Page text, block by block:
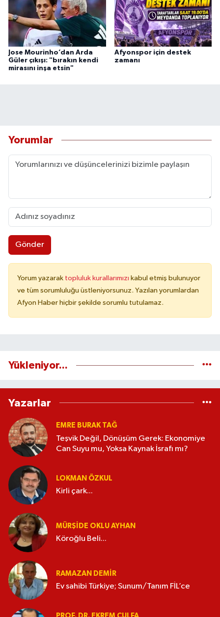
Jose Mourinho’dan Arda
Güler çıkışı: "bırakın kendi
mirasını inşa etsin"
Afyonspor için destek
zamanı
Yorumlar
Gönder
Yorum yazarak topluluk kurallarımızı kabul etmiş bulunuyor
ve tüm sorumluluğu üstleniyorsunuz. Yazılan yorumlardan
Afyon Haber hiçbir şekilde sorumlu tutulamaz.
Yükleniyor...
Yazarlar
EMRE BURAK TAĞ
Teşvik Değil, Dönüşüm Gerek: Ekonomiye
Can Suyu mu, Yoksa Kaynak İsrafı mı?
LOKMAN ÖZKUL
Kirli çark...
MÜRŞIDE OKLU AYHAN
Köroğlu Beli...
RAMAZAN DEMİR
Ev sahibi Türkiye; Sunum/Tanım FİL’ce